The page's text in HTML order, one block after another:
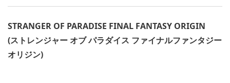
STRANGER OF PARADISE FINAL FANTASY ORIGIN
(ストレンジャー オブ パラダイス ファイナルファンタジー
オリジン)